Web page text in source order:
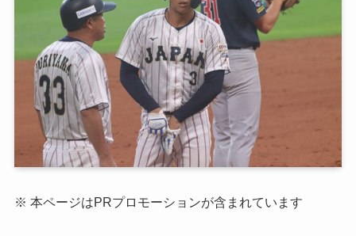
※ 本ページはPRプロモーションが含まれています